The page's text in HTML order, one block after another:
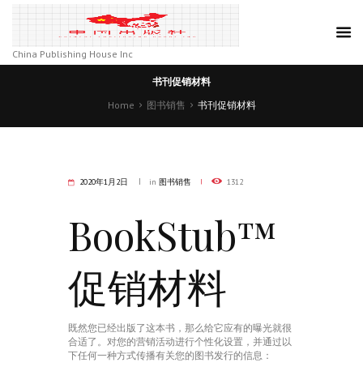
China Publishing House Inc
书刊促销材料
Home
图书销售 书刊促销材料
2020年1月2日 in 图书销售 1312
BookStub™
促销材料
既然您已经出版了这本书，那么给它应有的曝光就很
合适了。对您的营销活动进行个性化设置，并通过以
下任何一种方式传播有关您的图书发行的信息：